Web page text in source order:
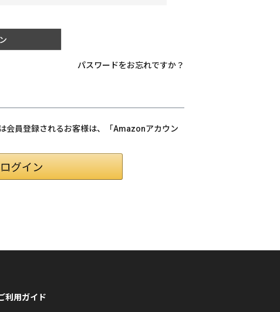
パスワードをお忘れですか？
員登録されるお客様は、「Amazonアカウン
利用ガイド